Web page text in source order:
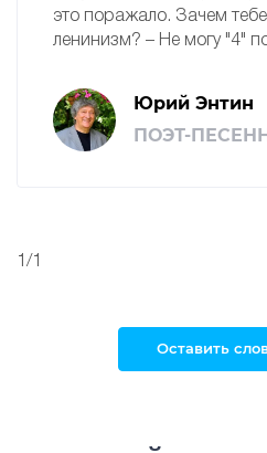
это поражало. Зачем
ленинизм? – Не могу "4"
Юрий Энтин
ПОЭТ-
1/1
Оставить